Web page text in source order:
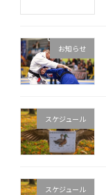
お知らせ
スケジュール
スケジュール